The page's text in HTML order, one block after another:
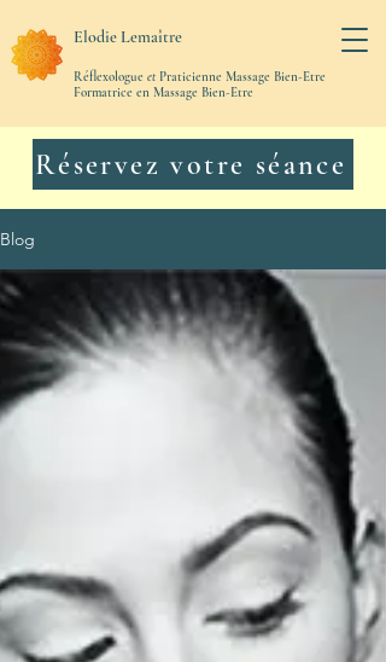
Elodie Lemaître
Réflexologue et Praticienne Massage Bien-Etre
Formatrice en Massage Bien-Etre
Réservez votre séance
Blog